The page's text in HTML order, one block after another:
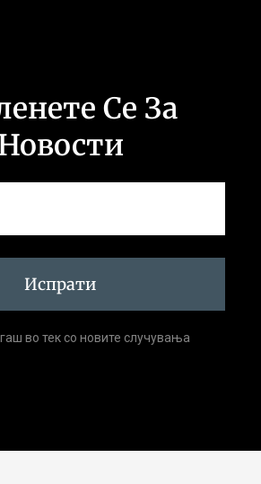
Се За
Испрати
во тек со новите случувања